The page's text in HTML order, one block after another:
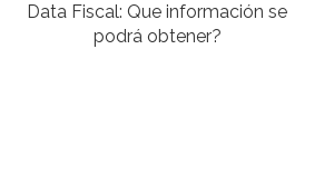
Data Fiscal: Que información se
podrá obtener?